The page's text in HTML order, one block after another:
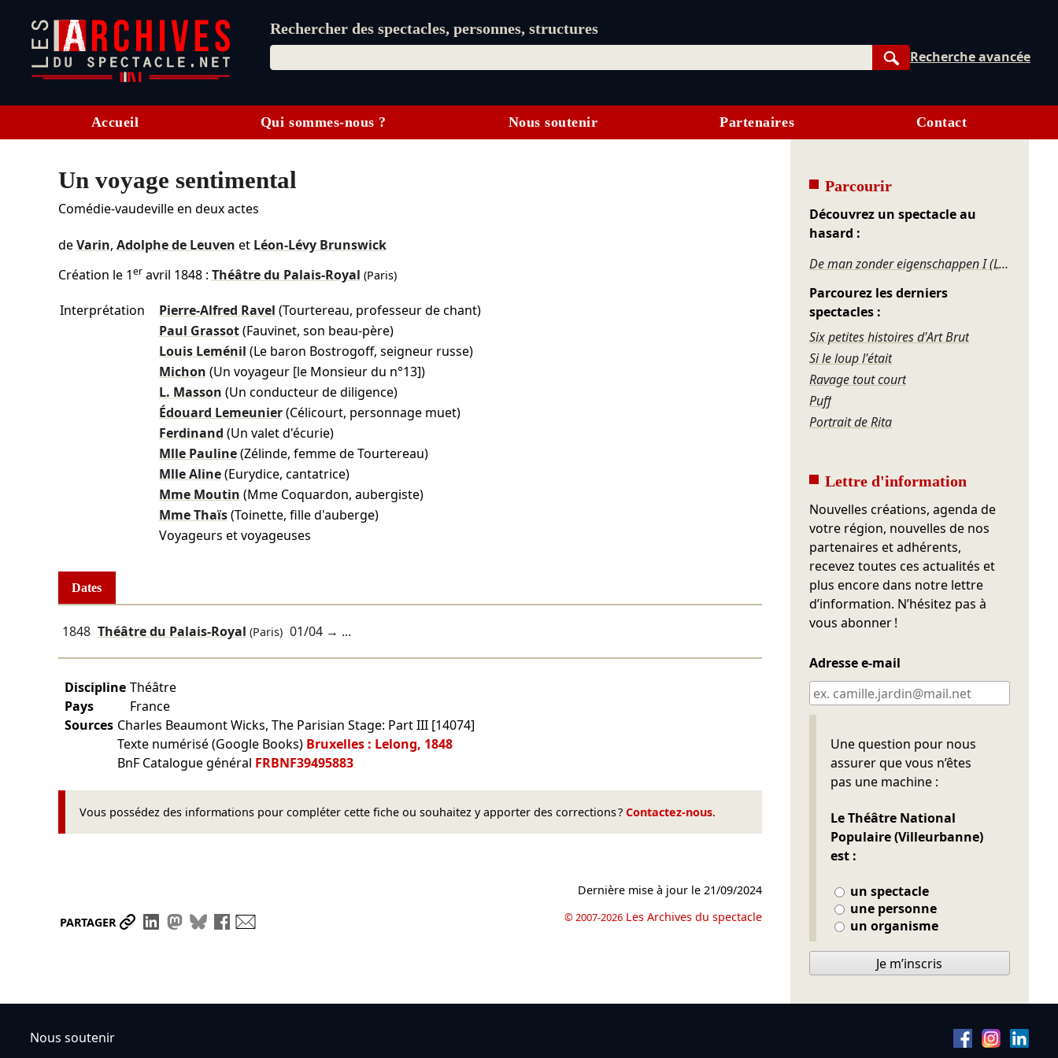
Rechercher des spectacles, personnes, structures
Rechercher
Recherche avancée
Accueil Qui sommes-nous ? Nous soutenir Partenaires Contact
Un voyage sentimental
Comédie-vaudeville en deux actes
deVarin, Adolphe de Leuven et Léon-Lévy Brunswick
Création le 1eravril 1848: Théâtre du Palais-Royal (Paris)
Interprétation Pierre-Alfred Ravel (Tourtereau, professeur de chant)
Paul Grassot (Fauvinet, son beau-père)
Louis Leménil (Le baron Bostrogoff, seigneur russe)
Michon (Un voyageur [le Monsieur du n°13])
L. Masson (Un conducteur de diligence)
Édouard Lemeunier (Célicourt, personnage muet)
Ferdinand (Un valet d'écurie)
Mlle Pauline (Zélinde, femme de Tourtereau)
Mlle Aline (Eurydice, cantatrice)
Mme Moutin (Mme Coquardon, aubergiste)
Mme Thaïs (Toinette, fille d'auberge)
Voyageurs et voyageuses
Dates
1848 Théâtre du Palais-Royal (Paris) 01/04→ ...
Discipline Théâtre
Pays
France
Sources Charles Beaumont Wicks, The Parisian Stage: Part III [14074]
Texte numérisé (Google Books) Bruxelles : Lelong, 1848
BnF Catalogue général FRBNF39495883
Vous possédez des informations pour compléter cette fiche ou souhaitez y apporter des corrections ? Contactez-nous.
PARTAGER Partager le lien
Partager sur LinkedIn
Partager sur Mastodon
Partager sur Bluesky
Partager sur Facebook
Dernière mise à jour le21/09/2024
© 2007-2026 Les Archives du spectacle
Parcourir
Découvrez un spectacle au
hasard :
De man zonder eigenschappen I (L'Homme sans qualités I)
Parcourez les derniers
spectacles :
Six petites histoires d'Art Brut
Si le loup l'était
Ravage tout court
Puff
Portrait de Rita
Lettre d'information
Nouvelles créations, agenda de
votre région, nouvelles de nos
partenaires et adhérents,
recevez toutes ces actualités et
plus encore dans notre lettre
d’information. N’hésitez pas à
vous abonner !
Adresse e-mail
Une question pour nous
assurer que vous n’êtes
pas une machine :
Le Théâtre National
Populaire (Villeurbanne)
est :
un spectacle
une personne
un organisme
Ne pas remplir
Je m’inscris
Nous soutenir